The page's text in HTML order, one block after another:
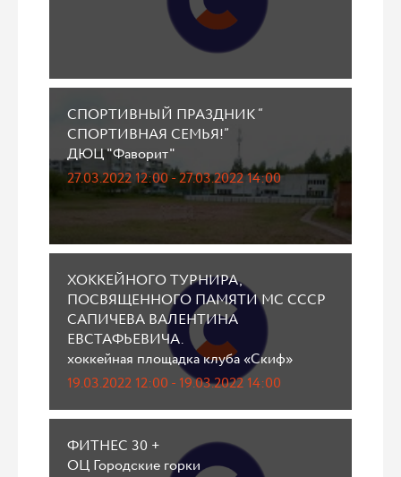
СПОРТИВНЫЙ ПРАЗДНИК “
СПОРТИВНАЯ СЕМЬЯ!”
ДЮЦ "Фаворит"
27.03.2022 12:00 - 27.03.2022 14:00
ХОККЕЙНОГО ТУРНИРА,
ПОСВЯЩЕННОГО ПАМЯТИ МС СССР
САПИЧЕВА ВАЛЕНТИНА
ЕВСТАФЬЕВИЧА.
хоккейная площадка клуба «Скиф»
19.03.2022 12:00 - 19.03.2022 14:00
ФИТНЕС 30 +
ОЦ Городские горки